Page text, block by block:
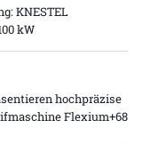
KNESTEL
kW
hochpräzise
Flexium+68